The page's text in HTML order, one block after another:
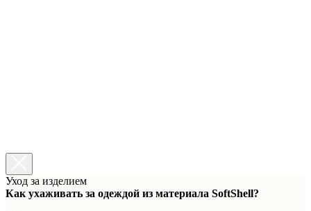
Уход за изделием
Как ухаживать за одеждой из материала SoftShell?